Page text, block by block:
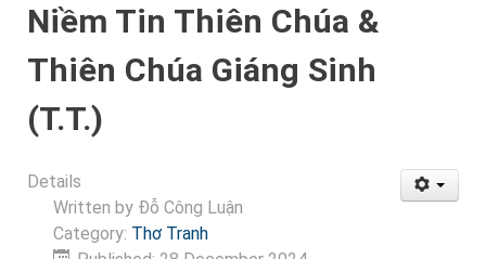
Niềm Tin Thiên Chúa &
Thiên Chúa Giáng Sinh
(T.T.)
Details
Written by Đỗ Công Luận
Category: Thơ Tranh